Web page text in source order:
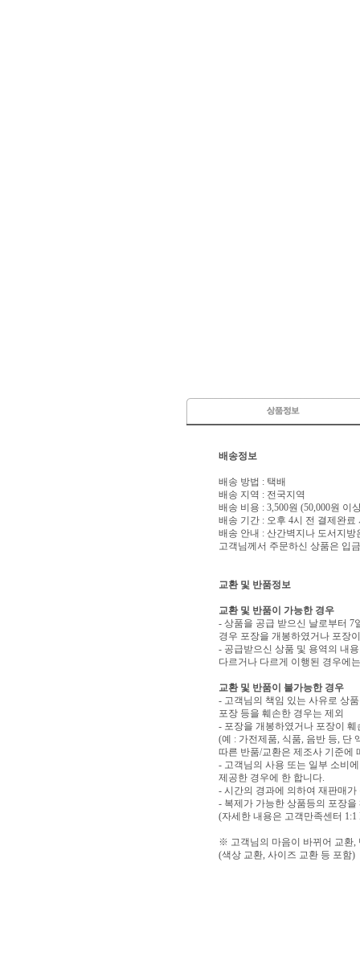
배송정보
배송 방법 : 택배
배송 지역 : 전국지역
배송 비용 : 3,500원 (50,000원 이
배송 기간 : 오후 4시 전 결제완료
배송 안내 : 산간벽지나 도서지
고객님께서 주문하신 상품은 입
교환 및 반품정보
교환 및 반품이 가능한 경우
- 상품을 공급 받으신 날로부터 7
경우 포장을 개봉하였거나 포장
- 공급받으신 상품 및 용역의 내
다르거나 다르게 이행된 경우에
교환 및 반품이 불가능한 경우
- 고객님의 책임 있는 사유로 상
포장 등을 훼손한 경우는 제외
- 포장을 개봉하였거나 포장이
(예 : 가전제품, 식품, 음반 등, 단
따른 반품/교환은 제조사 기준에
- 고객님의 사용 또는 일부 소비
제공한 경우에 한 합니다.
- 시간의 경과에 의하여 재판매
- 복제가 가능한 상품등의 포장을
(자세한 내용은 고객만족센터
※ 고객님의 마음이 바뀌어 교환,
(색상 교환, 사이즈 교환 등 포함)